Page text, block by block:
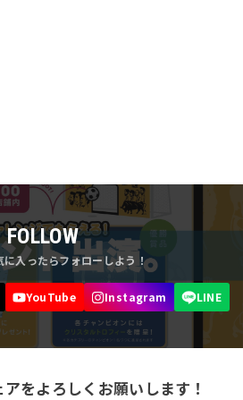
FOLLOW
をよろしくお願いします！